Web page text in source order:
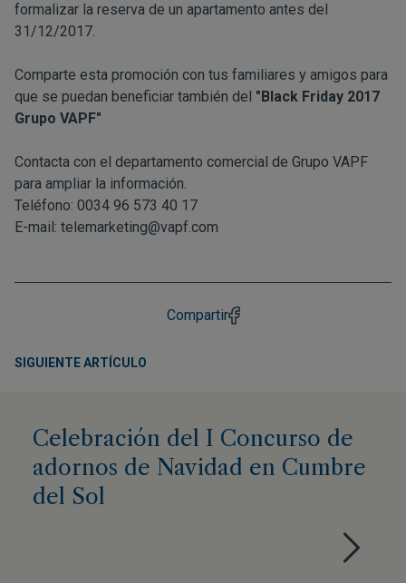
formalizar la reserva de un apartamento antes del
31/12/2017.
Comparte esta promoción con tus familiares y amigos para
que se puedan beneficiar también del "Black Friday 2017
Grupo VAPF"
Contacta con el departamento comercial de Grupo VAPF
para ampliar la información.
Teléfono: 0034 96 573 40 17
E-mail: telemarketing@vapf.com
Compartir
SIGUIENTE ARTÍCULO
Celebración del I Concurso de
adornos de Navidad en Cumbre
del Sol